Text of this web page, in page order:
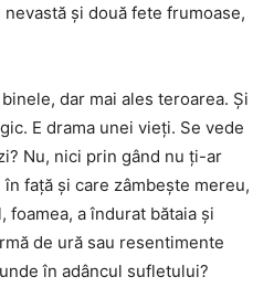
și două fete frumoase,
dar mai ales teroarea. Și
E drama unei vieți. Se vede
Nu, nici prin gând nu ți-ar
față și care zâmbește mereu,
a îndurat bătaia și
de ură sau resentimente
în adâncul sufletului?